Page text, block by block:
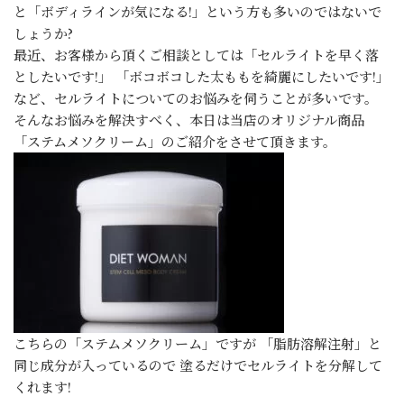
と「ボディラインが気になる!」という方も多いのではないで
しょうか?
最近、お客様から頂くご相談としては「セルライトを早く落
としたいです!」 「ボコボコした太ももを綺麗にしたいです!」
など、セルライトについてのお悩みを伺うことが多いです。
そんなお悩みを解決すべく、本日は当店のオリジナル商品
「ステムメソクリーム」のご紹介をさせて頂きます。
こちらの「ステムメソクリーム」ですが 「脂肪溶解注射」と
同じ成分が入っているので 塗るだけでセルライトを分解して
くれます!